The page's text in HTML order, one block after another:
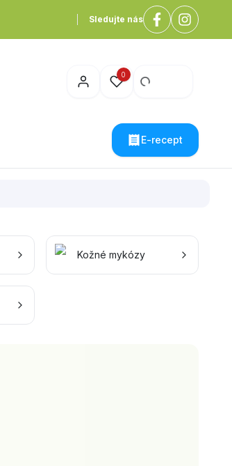
Sledujte nás
0
E-recept
Kožné mykózy